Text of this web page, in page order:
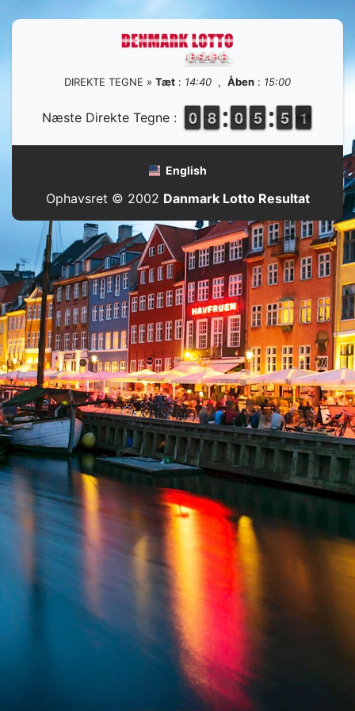
DIREKTE TEGNE » Tæt : 14:40 , Åben : 15:00
Næste Direkte Tegne : 9
9
0
0 7
7
8
8 9
9
0
0 4
4
5
5 4
4
5
5 1
0
English
Ophavsret © 2002 Danmark Lotto Resultat